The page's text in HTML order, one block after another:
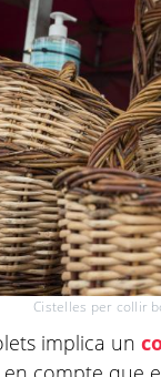
Cistelles per collir
implica un